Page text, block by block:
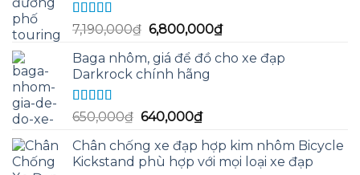
Được xếp
hạng
5.00
sao
7,190,000₫ Giá
là:
7,190,000₫.
6,800,000₫Giá
tại
Baga nhôm, giá để đồ cho xe đạp
Darkrock chính hãng
Được xếp
hạng
5
sao
650,000₫ Giá
là:
650,000₫.
640,000₫Giá
tại
là:
Chân chống xe đạp hợp kim nhôm Bicycle
Kickstand phù hợp với mọi loại xe đạp